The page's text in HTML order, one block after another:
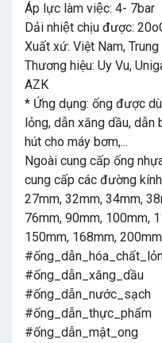
Áp lực làm việc: 4- 7bar
Dải nhiệt chịu được:
Xuất xứ: Việt Nam, Trung
Thương hiệu: Uy Vu,
AZK
* Ứng dụng: ống được
lỏng, dẫn xăng dầu, dẫn
hút cho máy bơm,...
Ngoài cung cấp ống
cung cấp các đường
27mm, 32mm, 34mm,
76mm, 90mm, 100mm,
150mm, 168mm, 200mm
#ống_dẫn_xăng_dầu
#ống_dẫn_nước_sạch
#ống_dẫn_thực_phẩm
#ống_dẫn_mật_ong